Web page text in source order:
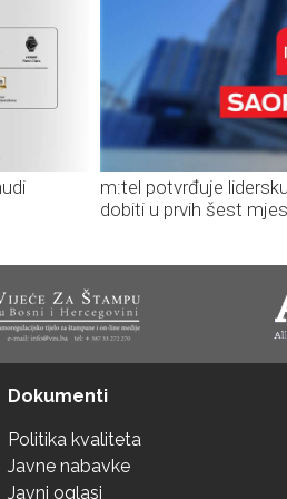
m:tel potvrđuje
dobiti u prvih šest
Dokumenti
Politika kvaliteta
Javne nabavke
Javni oglasi